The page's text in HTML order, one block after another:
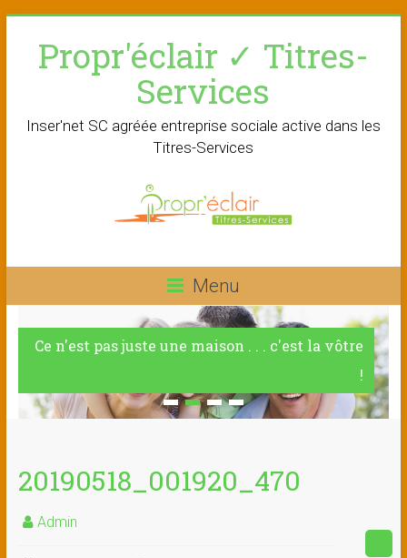
contentPropr'éclair ✓ Titres-
Services
Inser'net SC agréée entreprise sociale active dans les
Titres-Services
Menu
Ce n'est pas juste une maison . . . c'est la vôtre
!
20190518_001920_470
Admin